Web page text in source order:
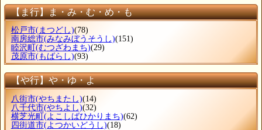
【ま行】ま・み・む・め・も
松戸市(まつどし)(78)
南房総市(みなみぼうそうし)(151)
睦沢町 (むつざわまち)(29)
茂原市(もばらし)(93)
【や行】や・ゆ・よ
八街市(やちまたし)(14)
八千代市(やちよし)(32)
横芝光町(よこしばひかりまち)(62)
四街道市(よつかいどうし)(18)